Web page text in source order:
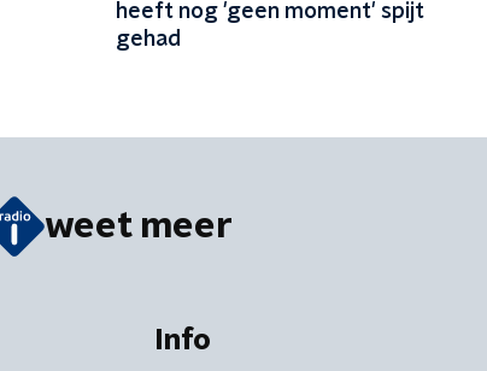
heeft nog 'geen moment' spijt
gehad
weet meer
Info